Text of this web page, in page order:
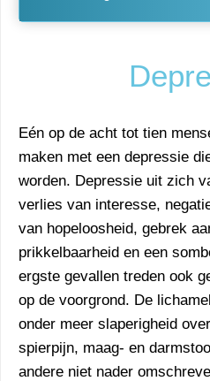
Eén op de acht tot tien
maken met een depressie
worden. Depressie uit zich
verlies van interesse,
van hopeloosheid, gebrek
prikkelbaarheid en een
ergste gevallen treden ook
op de voorgrond. De
onder meer slaperigheid
spierpijn, maag- en
andere niet nader